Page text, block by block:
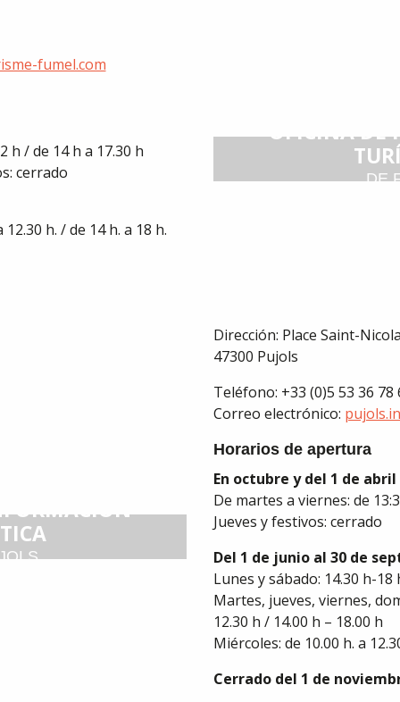
fumel.com
h / de 14 h a 17.30 h
cerrado
h. / de 14 h. a 18 h.
OFICINA DE
DE
Dirección: Place Saint-
47300 Pujols
Teléfono: +33 (0)5 53 36 78
Correo electrónico:
Horarios de apertura
En octubre y del 1 de
De martes a viernes: de
Jueves y festivos: cerrado
Del 1 de junio al 30 de
Lunes y sábado: 14.30 h-18
Martes, jueves, viernes,
12.30 h / 14.00 h – 18.00 h
Miércoles: de 10.00 h. a
Cerrado del 1 de